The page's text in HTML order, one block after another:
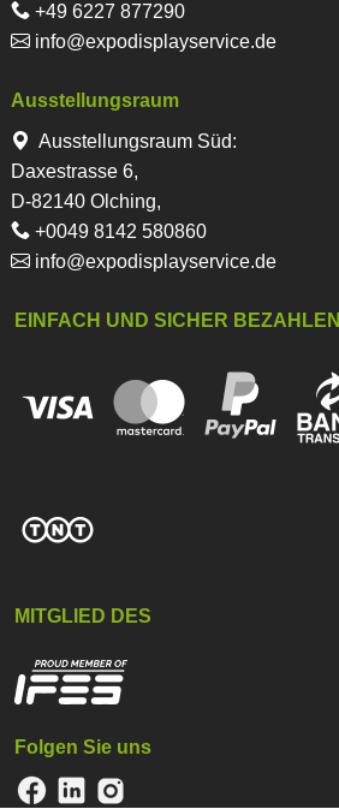
+49 6227 877290
info@expodisplayservice.de
Ausstellungsraum
Ausstellungsraum Süd:
Daxestrasse 6,
D-82140 Olching,
+0049 8142 580860
info@expodisplayservice.de
EINFACH UND SICHER BEZAHLEN
MITGLIED DES
Folgen Sie uns